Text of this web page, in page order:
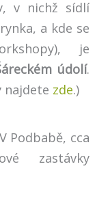
v nichž sídlí
a kde se
je
údolí.
najdete zde.)
Podbabě, cca
zastávky